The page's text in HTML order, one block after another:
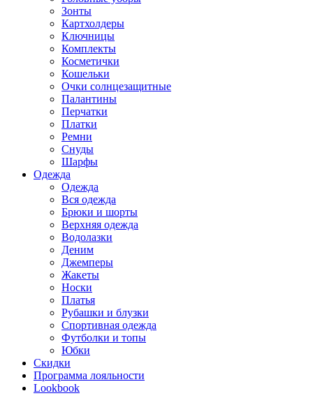
Зонты
Картхолдеры
Ключницы
Комплекты
Косметички
Кошельки
Очки солнцезащитные
Палантины
Перчатки
Платки
Ремни
Снуды
Шарфы
Одежда
Одежда
Вся одежда
Брюки и шорты
Верхняя одежда
Водолазки
Деним
Джемперы
Жакеты
Носки
Платья
Рубашки и блузки
Спортивная одежда
Футболки и топы
Юбки
Скидки
Программа лояльности
Lookbook